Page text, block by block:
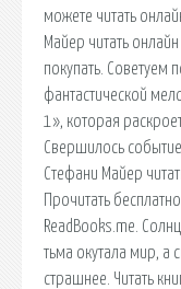
можете читать
Майер читать
покупать. Советуем
фантастической
1», которая
Свершилось
Стефани Майер
Прочитать
ReadBooks.me.
тьма окутала мир, а
страшнее. Читать